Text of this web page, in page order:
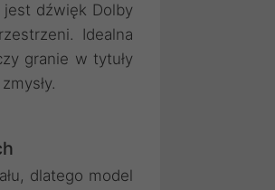
jest dźwięk Dolby
Idealna
granie w tytuły
dlatego model